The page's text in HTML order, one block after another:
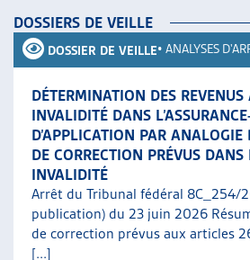
DOSSIERS DE VEILLE
DOSSIER DE VEILLE• ANALYSES
DÉTERMINATION DES REVENUS
INVALIDITÉ DANS
D’APPLICATION PAR ANALOGIE
DE CORRECTION PRÉVUS DANS
INVALIDITÉ
Arrêt du Tribunal fédéral 8C_254/
publication) du 23 juin 2026
de correction prévus aux articles
[...]